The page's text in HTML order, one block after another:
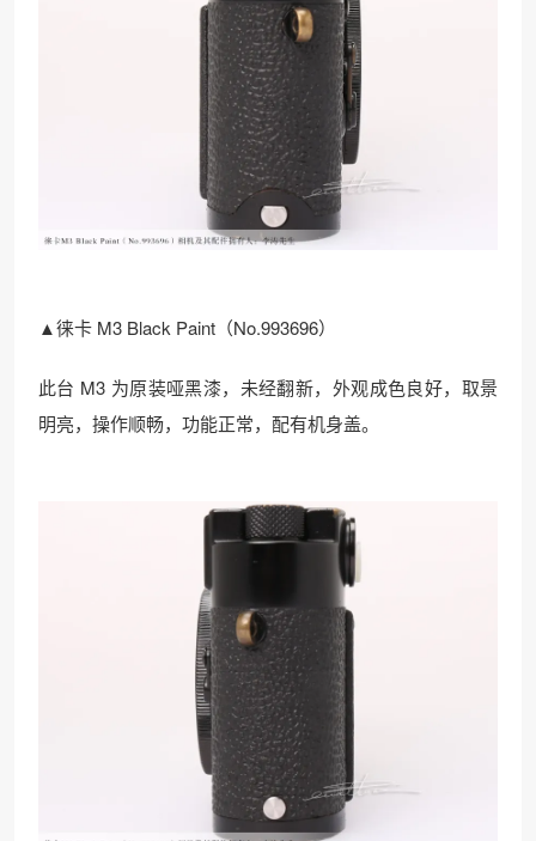
▲徕卡 M3 Black Paint（No.993696）
此台 M3 为原装哑黑漆，未经翻新，外观成色良好，取景
明亮，操作顺畅，功能正常，配有机身盖。